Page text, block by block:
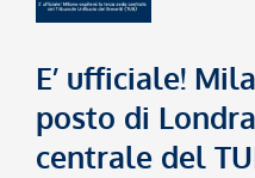
E’ ufficiale!
posto di
centrale del